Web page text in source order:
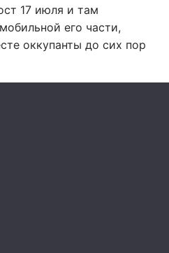
17 июля и там
его части,
оккупанты до сих пор